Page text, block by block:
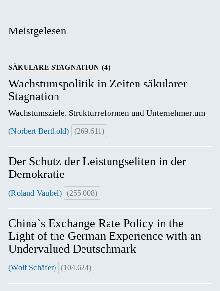
Meistgelesen
SÄKULARE STAGNATION (4)
Wachstumspolitik in Zeiten säkularer
Stagnation
Wachstumsziele, Strukturreformen und Unternehmertum
(Norbert Berthold) (269.611)
Der Schutz der Leistungseliten in der
Demokratie
(Roland Vaubel) (255.008)
China`s Exchange Rate Policy in the
Light of the German Experience with an
Undervalued Deutschmark
(Wolf Schäfer) (104.624)